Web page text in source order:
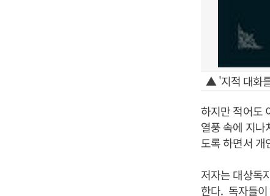
▲ '지적 대화
하지만 적어도
열풍 속에 지나
도록 하면서 개
저자는 대상독
한다. 독자들이